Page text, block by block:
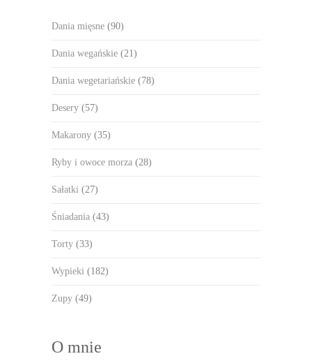
Dania mięsne (90)
Dania wegańskie (21)
Dania wegetariańskie (78)
Desery (57)
Makarony (35)
Ryby i owoce morza (28)
Sałatki (27)
Śniadania (43)
Torty (33)
Wypieki (182)
Zupy (49)
O mnie